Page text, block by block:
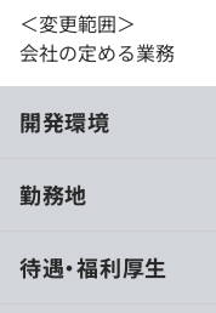
＜変更範囲＞
会社の定める業務
開発環境
いので、やりがいを感
勤務地
待遇・福利厚生